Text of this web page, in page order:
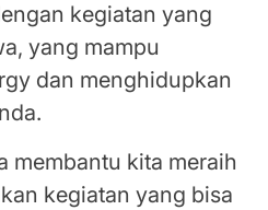
kegiatan yang
yang mampu
dan menghidupkan
membantu kita meraih
kegiatan yang bisa